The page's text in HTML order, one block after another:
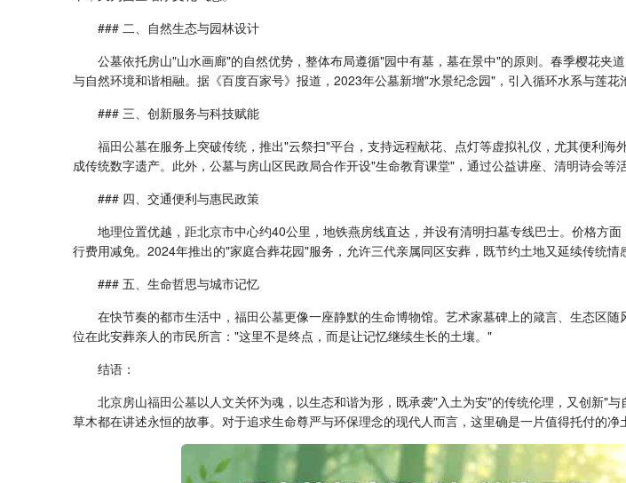
### 二、自然生态与园林设计
公墓依托房山"山水画廊"的自然优势，整体布局遵循"园中有墓，墓在景中"的原则。春季樱花夹
与自然环境和谐相融。据《百度百家号》报道，2023年公墓新增"水景纪念园"，引入循环水系与莲
### 三、创新服务与科技赋能
福田公墓在服务上突破传统，推出"云祭扫"平台，支持远程献花、点灯等虚拟礼仪，尤其便利
成传统数字遗产。此外，公墓与房山区民政局合作开设"生命教育课堂"，通过公益讲座、清明诗会
### 四、交通便利与惠民政策
地理位置优越，距北京市中心约40公里，地铁燕房线直达，并设有清明扫墓专线巴士。价格方
行费用减免。2024年推出的"家庭合葬花园"服务，允许三代亲属同区安葬，既节约土地又延续传统情
### 五、生命哲思与城市记忆
在快节奏的都市生活中， 福田公墓更像一座静默的生命博物馆。艺术家墓碑上的箴言、生态区
位在此安葬亲人的市民所言："这里不是终点，而是让记忆继续生长的土壤。"
结语：
北京房山福田公墓以人文关怀为魂，以生态和谐为形，既承袭"入土为安"的传统伦理，又创新"
草木都在讲述永恒的故事。对于追求生命尊严与环保理念的现代人而言，这里确是一片值得托付的净